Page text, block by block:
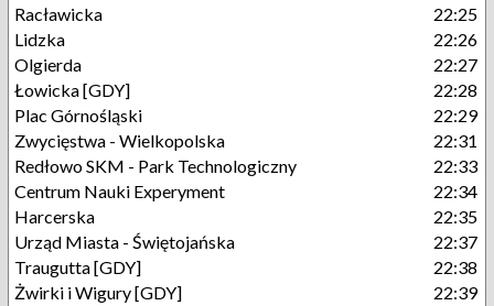
Racławicka
22:25
Lidzka
22:26
Olgierda
22:27
Łowicka [GDY]
22:28
Plac Górnośląski
22:29
Zwycięstwa - Wielkopolska
22:31
Redłowo SKM - Park Technologiczny
22:33
Centrum Nauki Experyment
22:34
Harcerska
22:35
Urząd Miasta - Świętojańska
22:37
Traugutta [GDY]
22:38
Żwirki i Wigury [GDY]
22:39